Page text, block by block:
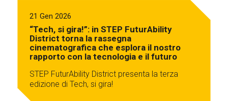
21 Gen 2026
“Tech, si gira!”: in STEP FuturAbility
District torna la rassegna
cinematografica che esplora il nostro
rapporto con la tecnologia e il futuro
STEP FuturAbility District presenta la terza
edizione di Tech, si gira!